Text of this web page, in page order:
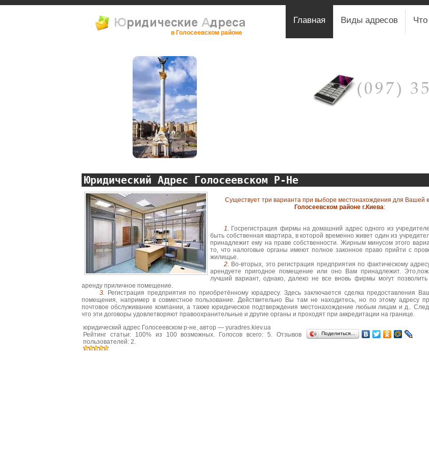
в Голосеевском районе
Главная Виды адресов Что
Юридический Адрес Голосеевском Р-Не
Существует три варианта при выборе местонахождения для Вашей
Голосеевском районе г.Киева:
1. Госрегистрация фирмы на домашний адрес одного из
быть собственная квартира, в которой временно живет один из
принадлежит ему на праве собственности. Жирным минусом этого
то, что налоговые органы имеют полное законное право прийти с
жилищье.
2. Во-вторых, это регистрация предприятия по фактическому
арендуете пригодное помещение или оно Вам принадлежит.
лучший вариант, однако, далеко не все вновь фирмы могут
аренду приличное помещение.
3.
Регистрация предприятия по приобретённому юрадресу. Здесь заключается сделка предоставления
помещения, например в совместное пользование. Действительно Вы там не находитесь, но по этому адресу
почтовое обслуживание компании, а также юридическое подтверждения местонахождение любым лицам и д..
что эти договоры удовлетворяют правоохранительные и другие органы и проходят при аккредитации на границе.
юридический адрес Голосеевском р-не, автор — yuradres.kiev.ua
Рейтинг статьи: 100% из 100возможных. Голосов всего:5. Отзывов
пользователей: 2.
Поделиться…